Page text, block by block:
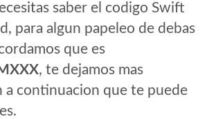
saber el codigo Swift
para algun papeleo de debas
que es
, te dejamos mas
a continuacion que te puede